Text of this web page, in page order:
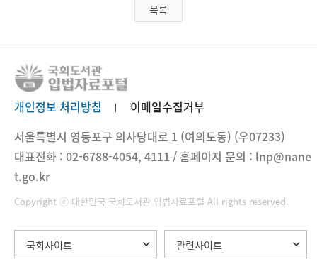
목록
개인정보 처리방침
이메일수집거부
서울특별시 영등포구 의사당대로 1 (여의도동) (우07233)
대표전화 : 02-6788-4054, 4111 / 홈페이지 문의 : lnp@nane
t.go.kr
Copyright ⓒ 대한민국 국회도서관 입법자료포털 All rights reserved.
국회사이트 관련사이트